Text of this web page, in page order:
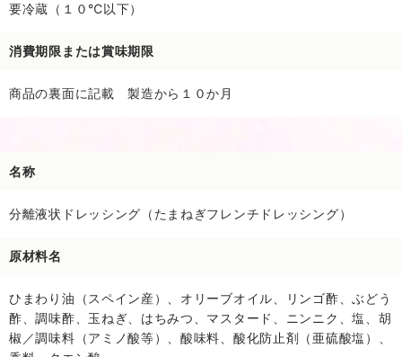
要冷蔵（１０℃以下）
消費期限または賞味期限
商品の裏面に記載 製造から１０か月
名称
分離液状ドレッシング（たまねぎフレンチドレッシング）
原材料名
ひまわり油（スペイン産）、オリーブオイル、リンゴ酢、ぶどう
酢、調味酢、玉ねぎ、はちみつ、マスタード、ニンニク、塩、胡
椒／調味料（アミノ酸等）、酸味料、酸化防止剤（亜硫酸塩）、